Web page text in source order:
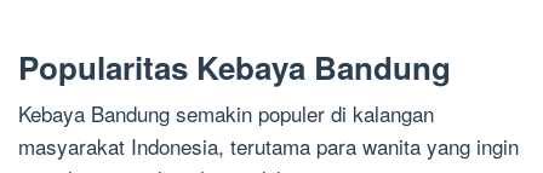
Popularitas Kebaya Bandung
Kebaya Bandung semakin populer di kalangan
masyarakat Indonesia, terutama para wanita yang ingin